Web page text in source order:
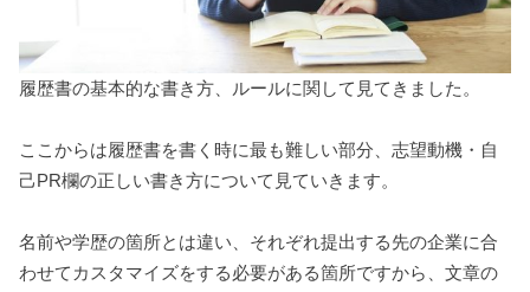
履歴書の基本的な書き方、ルールに関して見てきました。
ここからは履歴書を書く時に最も難しい部分、志望動機・自
己PR欄の正しい書き方について見ていきます。
名前や学歴の箇所とは違い、それぞれ提出する先の企業に合
わせてカスタマイズをする必要がある箇所ですから、文章の